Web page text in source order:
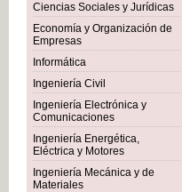
Ciencias Sociales y Jurídicas
Economía y Organización de
Empresas
Informática
Ingeniería Civil
Ingeniería Electrónica y
Comunicaciones
Ingeniería Energética,
Eléctrica y Motores
Ingeniería Mecánica y de
Materiales